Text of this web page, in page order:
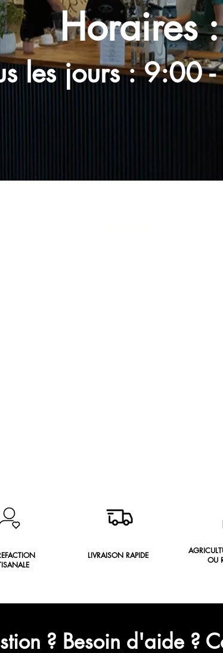
les jours : 9:00
Horaires :
LIVRAISON RAPIDE
OU
? Besoin d'aide ?